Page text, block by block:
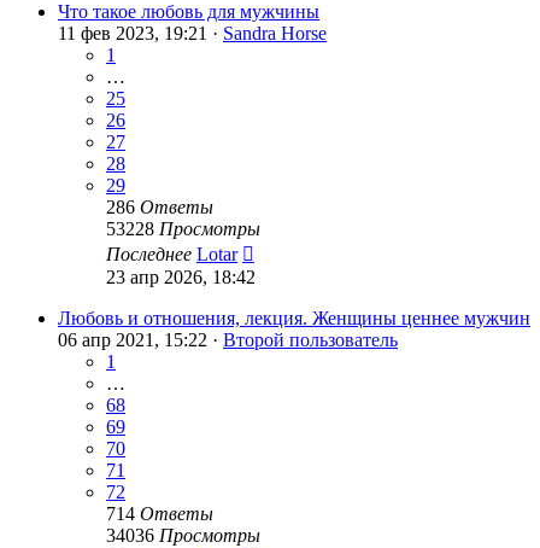
Что такое любовь для мужчины
11 фев 2023, 19:21 · Sandra Horse
1
…
25
26
27
28
29
286 Ответы
53228 Просмотры
Последнее Lotar
23 апр 2026, 18:42
Любовь и отношения, лекция. Женщины ценнее мужчин
06 апр 2021, 15:22 · Второй пользователь
1
…
68
69
70
71
72
714 Ответы
34036 Просмотры